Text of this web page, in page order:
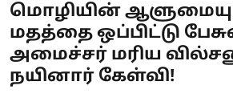
மொழியின்
மதத்தை ஒப்பிட்டு
அமைச்சர் மரிய
நயினார் கேள்வி!